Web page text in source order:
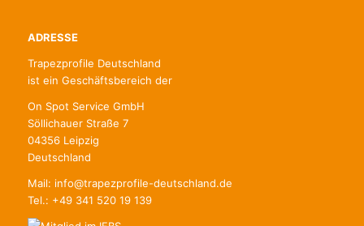
ADRESSE
Trapezprofile Deutschland
ist ein Geschäftsbereich der
On Spot Service GmbH
Söllichauer Straße 7
04356 Leipzig
Deutschland
Mail: info@trapezprofile-deutschland.de
Tel.: +49 341 520 19 139